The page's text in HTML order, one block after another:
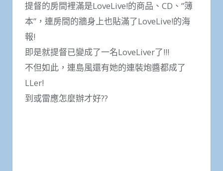
提督的房間裡滿是LoveLive!的商品、CD、”簿
本”，連房間的牆身上也貼滿了LoveLive!的海
報!
即是就提督已變成了一名LoveLiver了!!!
不但如此，連島風還有她的連裝炮醬都成了
LLer!
到或雷應怎麼辦才好??